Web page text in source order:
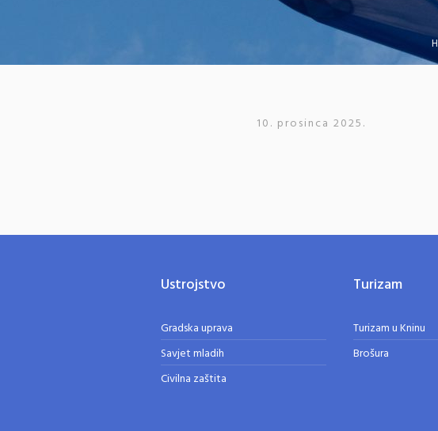
10. prosinca 2025.
Ustrojstvo
Gradska uprava
Savjet mladih
Civilna zaštita
Turizam
Turizam u Kninu
Brošura